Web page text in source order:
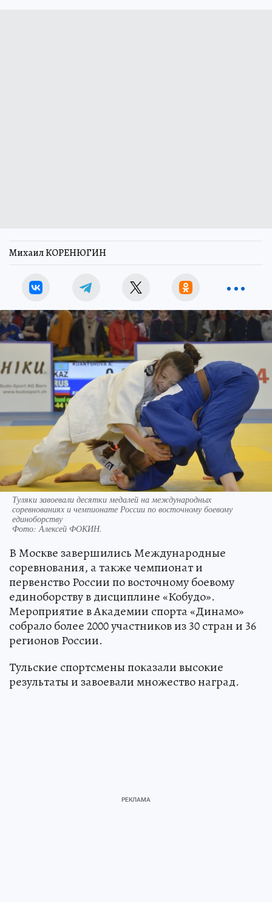
Михаил КОРЕНЮГИН
Туляки завоевали десятки медалей на международных
соревнованиях и чемпионате России по восточному боевому
единоборству
Фото:Алексей ФОКИН.
В Москве завершились Международные
соревнования, а также чемпионат и
первенство России по восточному боевому
единоборству в дисциплине «Кобудо».
Мероприятие в Академии спорта «Динамо»
собрало более 2000 участников из 30 стран и 36
регионов России.
Тульские спортсмены показали высокие
результаты и завоевали множество наград.